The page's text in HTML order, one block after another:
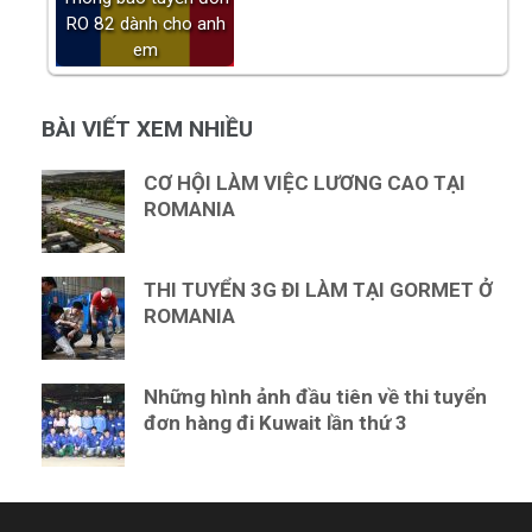
RO 82 dành cho anh
em
BÀI VIẾT XEM NHIỀU
CƠ HỘI LÀM VIỆC LƯƠNG CAO TẠI
ROMANIA
THI TUYỂN 3G ĐI LÀM TẠI GORMET Ở
ROMANIA
Những hình ảnh đầu tiên về thi tuyển
đơn hàng đi Kuwait lần thứ 3